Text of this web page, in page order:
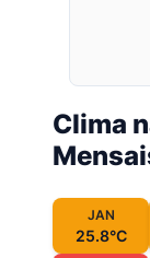
Clima
JAN
25.8°C